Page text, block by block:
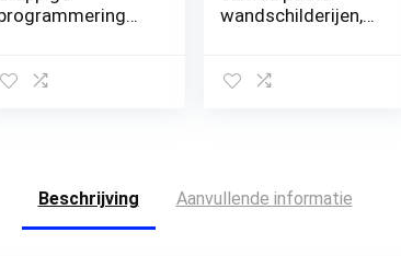
canvas schilderij
ingelijst
wandschilderijen,
plantenblad
muurkunst,
schilderij,
Beschrijving Aanvullende informatie